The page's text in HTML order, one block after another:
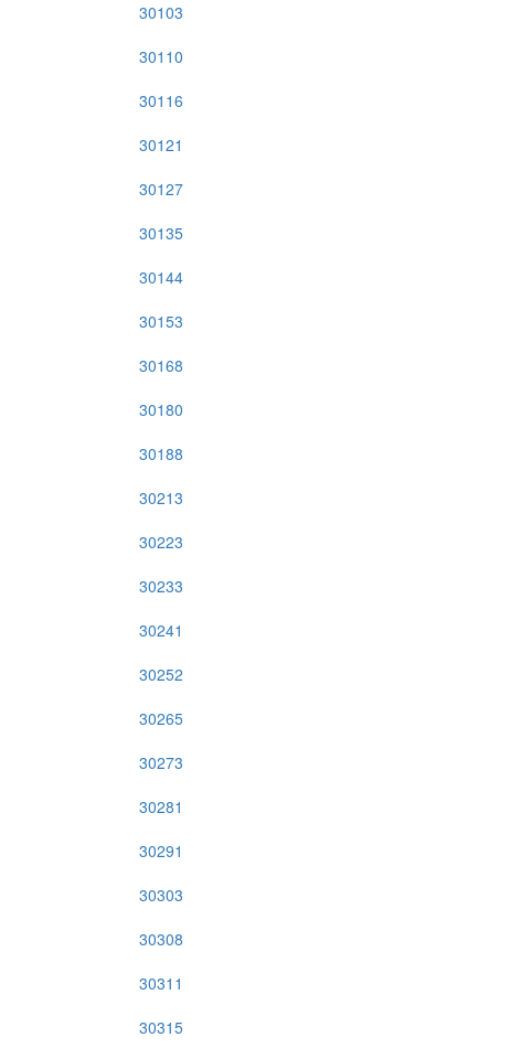
30103
30110
30116
30121
30127
30135
30144
30153
30168
30180
30188
30213
30223
30233
30241
30252
30265
30273
30281
30291
30303
30308
30311
30315